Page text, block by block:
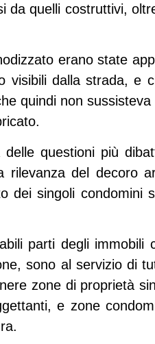
da quelli costruttivi,
erano state
visibili dalla strada, e
quindi non sussisteva
questioni più
rilevanza del decoro
dei singoli condomini
parti degli immobili
sono al servizio di
zone di proprietà
e zone